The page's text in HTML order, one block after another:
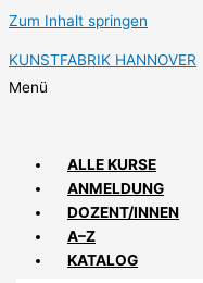
Zum Inhalt springen
KUNSTFABRIK HANNOVER
Menü
ALLE KURSE
ANMELDUNG
DOZENT/INNEN
A–Z
KATALOG